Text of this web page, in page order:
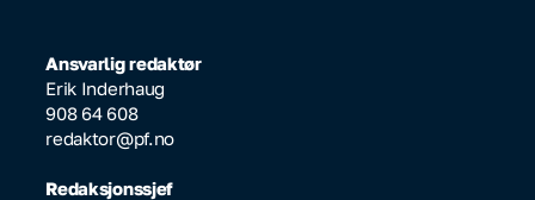
Ansvarlig redaktør
Erik Inderhaug
908 64 608
redaktor@pf.no
Redaksjonssjef